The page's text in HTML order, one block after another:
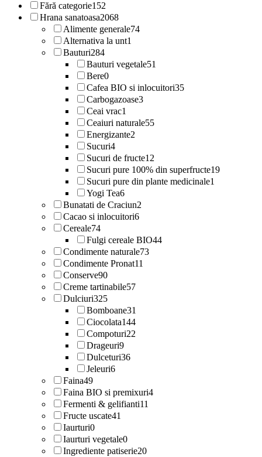
Fără categorie152
Hrana sanatoasa2068
Alimente generale74
Alternativa la unt1
Bauturi284
Bauturi vegetale51
Bere0
Cafea BIO si inlocuitori35
Carbogazoase3
Ceai vrac1
Ceaiuri naturale55
Energizante2
Sucuri4
Sucuri de fructe12
Sucuri pure 100% din superfructe19
Sucuri pure din plante medicinale1
Yogi Tea6
Bunatati de Craciun2
Cacao si inlocuitori6
Cereale74
Fulgi cereale BIO44
Condimente naturale73
Condimente Pronat11
Conserve90
Creme tartinabile57
Dulciuri325
Bomboane31
Ciocolata144
Compoturi22
Drageuri9
Dulceturi36
Jeleuri6
Faina49
Faina BIO si premixuri4
Fermenti & gelifianti11
Fructe uscate41
Iaurturi0
Iaurturi vegetale0
Ingrediente patiserie20